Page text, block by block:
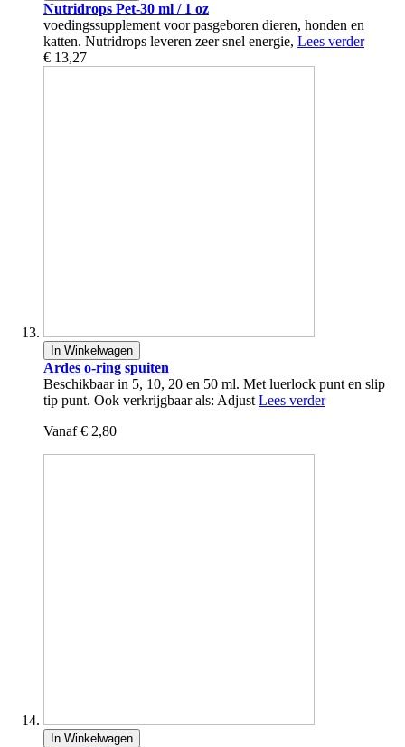
Nutridrops Pet-30 ml / 1 oz
voedingssupplement voor pasgeboren dieren, honden en
katten. Nutridrops leveren zeer snel energie, Lees verder
€ 13,27
In Winkelwagen
Ardes o-ring spuiten
Beschikbaar in 5, 10, 20 en 50 ml. Met luerlock punt en slip
tip punt. Ook verkrijgbaar als: Adjust Lees verder
Vanaf € 2,80
In Winkelwagen